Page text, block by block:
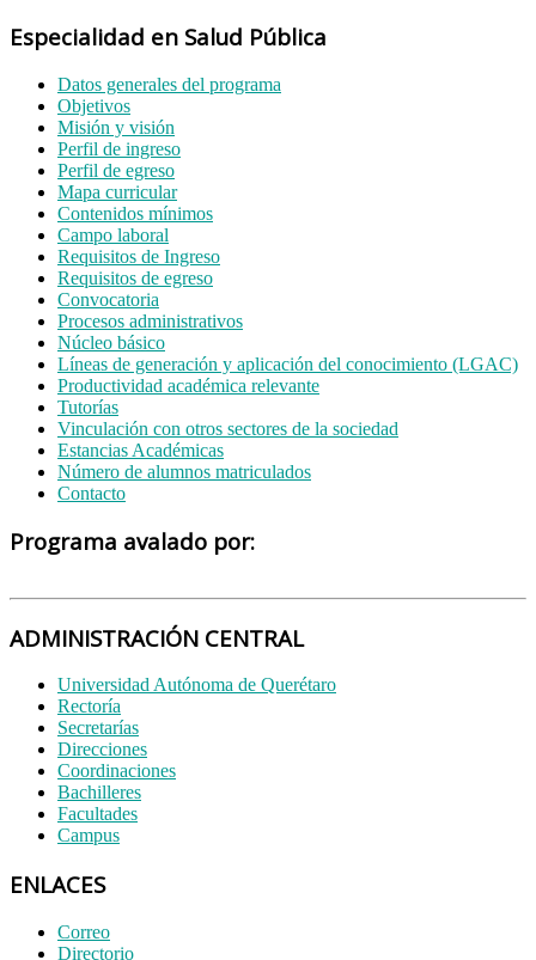
Especialidad en Salud Pública
Datos generales del programa
Objetivos
Misión y visión
Perfil de ingreso
Perfil de egreso
Mapa curricular
Contenidos mínimos
Campo laboral
Requisitos de Ingreso
Requisitos de egreso
Convocatoria
Procesos administrativos
Núcleo básico
Líneas de generación y aplicación del conocimiento (LGAC)
Productividad académica relevante
Tutorías
Vinculación con otros sectores de la sociedad
Estancias Académicas
Número de alumnos matriculados
Contacto
Programa avalado por:
ADMINISTRACIÓN CENTRAL
Universidad Autónoma de Querétaro
Rectoría
Secretarías
Direcciones
Coordinaciones
Bachilleres
Facultades
Campus
ENLACES
Correo
Directorio